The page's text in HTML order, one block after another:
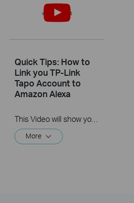
Quick Tips: How to
Link you TP-Link
Tapo Account to
Amazon Alexa
More